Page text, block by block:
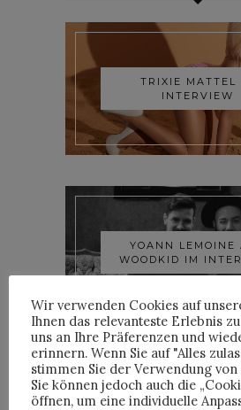
TRIXIE MATTEL
INTERVIEW
YOANN LEMOINE
WOODKID IM
Wir verwenden Cookies auf
Ihnen das relevanteste Erlebnis
uns an Ihre Präferenzen und
erinnern. Wenn Sie auf "Alles
stimmen Sie der Verwendung
Sie können jedoch auch die
öffnen, um eine individuelle